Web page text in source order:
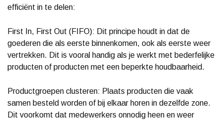
efficiënt in te delen:
First In, First Out (FIFO): Dit principe houdt in dat de
goederen die als eerste binnenkomen, ook als eerste weer
vertrekken. Dit is vooral handig als je werkt met bederfelijke
producten of producten met een beperkte houdbaarheid.
Productgroepen clusteren: Plaats producten die vaak
samen besteld worden of bij elkaar horen in dezelfde zone.
Dit voorkomt dat medewerkers onnodig heen en weer